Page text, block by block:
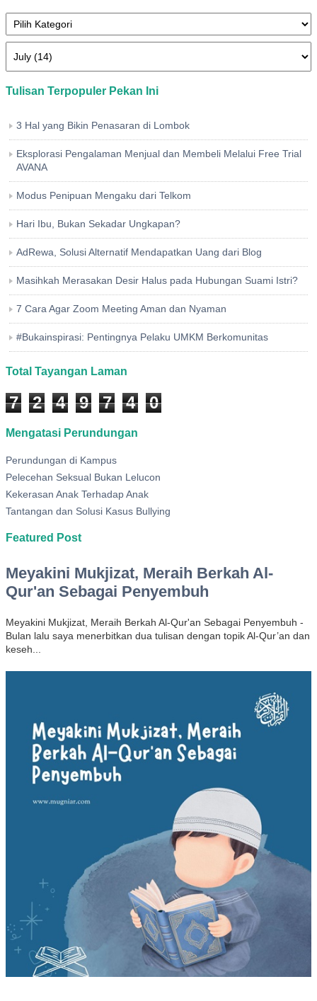
Tulisan Terpopuler Pekan Ini
3 Hal yang Bikin Penasaran di Lombok
Eksplorasi Pengalaman Menjual dan Membeli Melalui Free Trial
AVANA
Modus Penipuan Mengaku dari Telkom
Hari Ibu, Bukan Sekadar Ungkapan?
AdRewa, Solusi Alternatif Mendapatkan Uang dari Blog
Masihkah Merasakan Desir Halus pada Hubungan Suami Istri?
7 Cara Agar Zoom Meeting Aman dan Nyaman
#Bukainspirasi: Pentingnya Pelaku UMKM Berkomunitas
Total Tayangan Laman
7 2 4 9 7 4 0
Mengatasi Perundungan
Perundungan di Kampus
Pelecehan Seksual Bukan Lelucon
Kekerasan Anak Terhadap Anak
Tantangan dan Solusi Kasus Bullying
Featured Post
Meyakini Mukjizat, Meraih Berkah Al-
Qur'an Sebagai Penyembuh
Meyakini Mukjizat, Meraih Berkah Al-Qur'an Sebagai Penyembuh -
Bulan lalu saya menerbitkan dua tulisan dengan topik Al-Qur’an dan
keseh...